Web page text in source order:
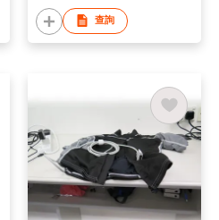
查詢